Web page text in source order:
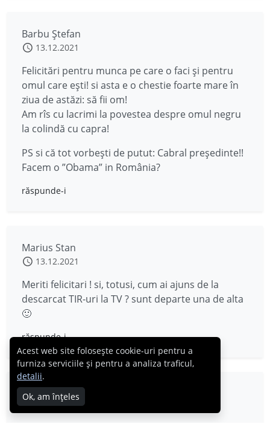
Barbu Ștefan
13.12.2021
Felicitări pentru munca pe care o faci și pentru
omul care ești! si asta e o chestie foarte mare în
ziua de astăzi: să fii om!
Am rîs cu lacrimi la povestea despre omul negru
la colindă cu capra!
PS si că tot vorbești de putut: Cabral președinte!!
Facem o ”Obama” in România?
răspunde-i
Marius Stan
13.12.2021
Meriti felicitari ! si, totusi, cum ai ajuns de la
descarcat TIR-uri la TV ? sunt departe una de alta
🙂
răspunde-i
Condruz Narcis
12.12.2021
Acest web site folosește cookie-uri pentru a
furniza serviciile și pentru a analiza traficul,
detalii.
Ok, am înțeles